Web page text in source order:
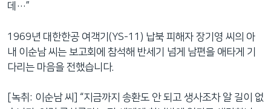
데…”
1969년 대한한공 여객기(YS-11) 납북 피해자 장기영 씨의 아
내 이순남 씨는 보고회에 참석해 반세기 넘게 남편을 애타게 기
다리는 마음을 전했습니다.
[녹취: 이순남 씨] “지금까지 송환도 안 되고 생사조차 알 길이 없